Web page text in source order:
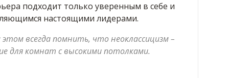
подходит только уверенным в себе и
настоящими лидерами.
всегда помнить, что неоклассицизм –
для комнат с высокими потолками.